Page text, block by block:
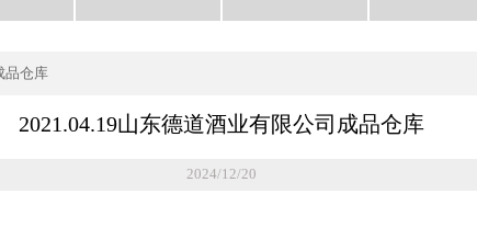
品仓库
2021.04.19山东德道酒业有限公司成品仓库
2024/12/20